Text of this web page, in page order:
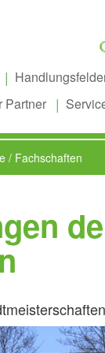
Partner
/ Fachschaften